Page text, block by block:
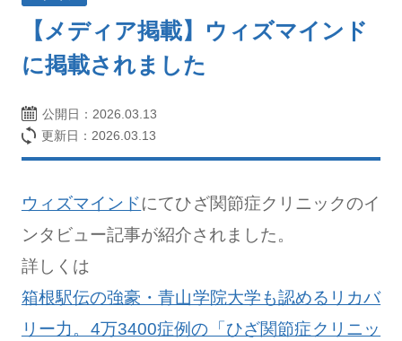
【メディア掲載】ウィズマインド
に掲載されました
公開日： 2026.03.13
更新日：2026.03.13
ウィズマインドにてひざ関節症クリニックのイ
ンタビュー記事が紹介されました。
詳しくは
箱根駅伝の強豪・青山学院大学も認めるリカバ
リー力。4万3400症例の「ひざ関節症クリニッ